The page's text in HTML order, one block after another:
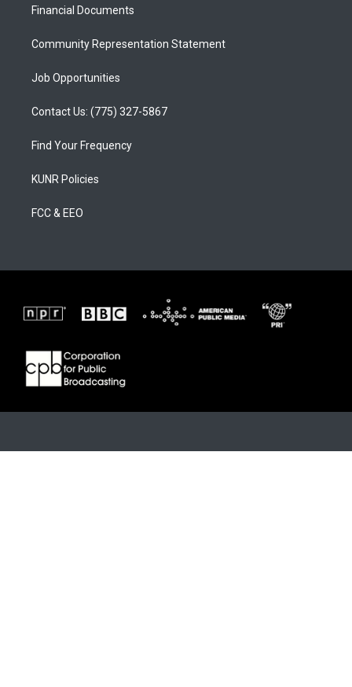
a
Financial Documents
Community Representation Statement
Job Opportunities
Contact Us: (775) 327-5867
Find Your Frequency
KUNR Policies
FCC & EEO